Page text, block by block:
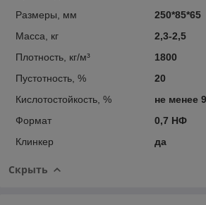
Размеры, мм
250*85*65
Масса, кг
2,3-2,5
Плотность, кг/м³
1800
Пустотность, %
20
Кислотостойкость, %
не менее
Формат
0,7 НФ
Клинкер
да
Скрыть